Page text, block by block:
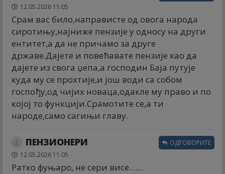
12.05.2026 11:05
Срам вас било,направисте од овога народа
сиротињу,најниже пензије у односу на други
ентитет,а да не причамо за друге
државе.Дајете и повећавате пензије као да
дајете из свога џепа,а господин Баја путује
куда му се прохтије,и још води са собом
госпођу,од чијих новаца,одакле му право и по
којој то функцији.Срамотите се,а ти
народе,само сагињи главу.
ПЕНЗИОНЕРИ
12.05.2026 11:05
Ратко фуњаро, не сери висе.......
ОДГОВОРИТЕ